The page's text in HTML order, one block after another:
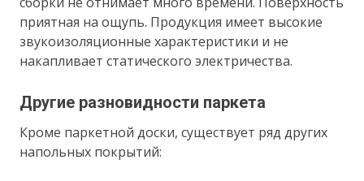
приятная на ощупь. Продукция имеет высокие
звукоизоляционные характеристики и не
накапливает статического электричества.
Другие разновидности паркета
Кроме паркетной доски, существует ряд других
напольных покрытий: